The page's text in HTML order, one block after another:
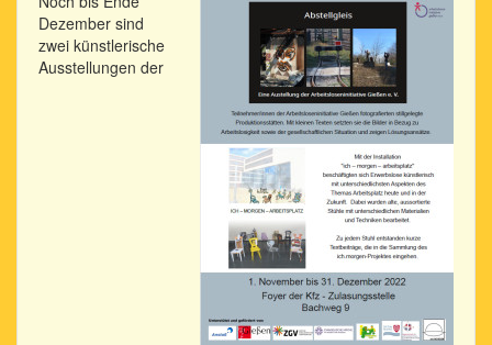
Dezember sind
zwei künstlerische
Ausstellungen der